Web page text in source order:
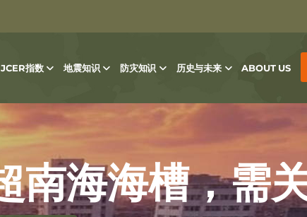
JCER指数 地震知识 防灾知识 历史与未来 ABOUT US